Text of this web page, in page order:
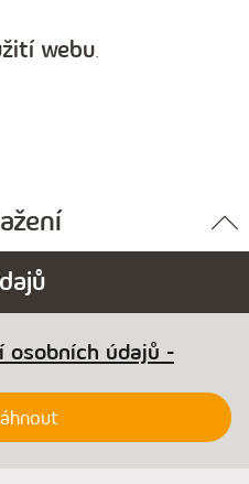
webu.
osobních údajů -